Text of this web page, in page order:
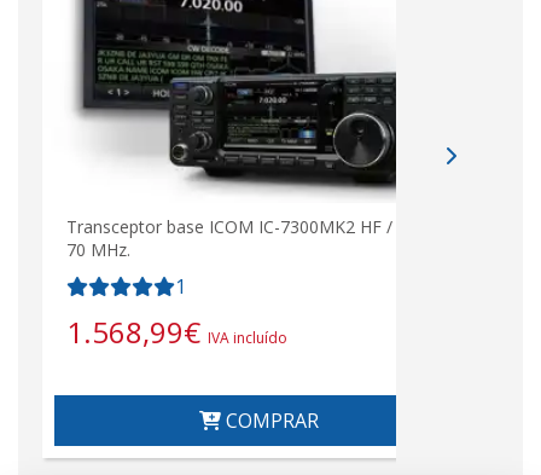
Transceptor base ICOM IC-7300MK2 HF / 50 /
70 MHz.
1
1.568,99€ IVA incluído
COMPRAR